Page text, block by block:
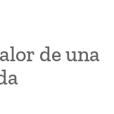
de una